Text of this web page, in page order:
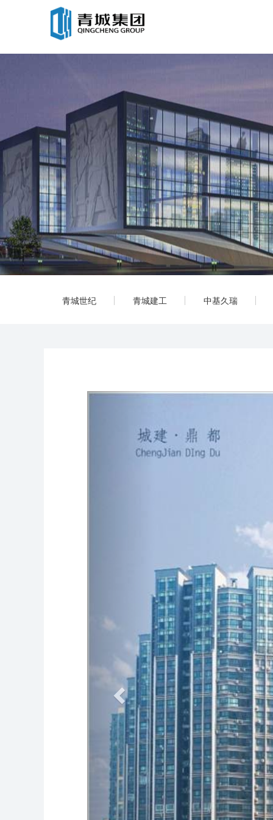
青城世纪 青城建工 中基久瑞
Previous